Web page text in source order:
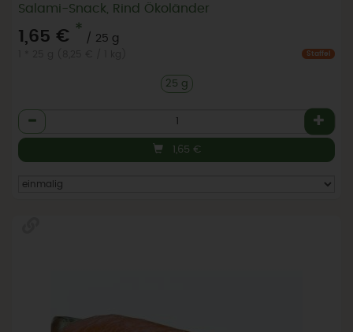
Salami-Snack, Rind Ökoländer
1,65 € *
/ 25 g
Staffel
25 g
Anzahl
1,65 €